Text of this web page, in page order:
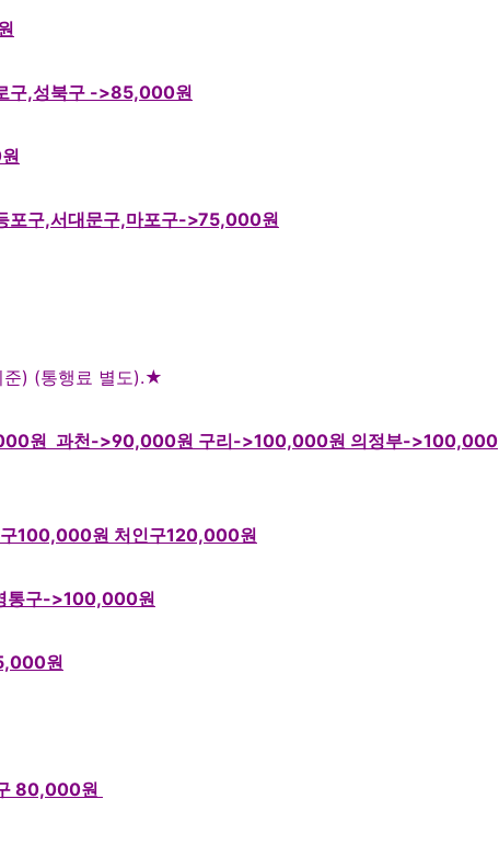
구,성북구 ->85,000원
포구,서대문구,마포구->75,000원
준) (통행료 별도).★
원 과천->90,000원 구리->100,000원 의정부->100,000
100,000원 처인구120,000원
통구->100,000원
원
80,000원